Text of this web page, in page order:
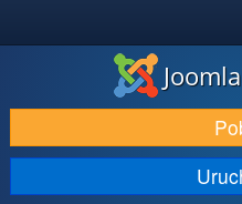
DODATKI I ROZSZERZENIA
ODKRYJ & POZNAJ
SPOŁECZNOŚĆ & WSPARCIE